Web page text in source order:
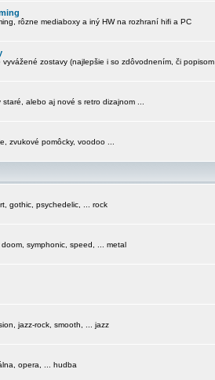
rôzne mediaboxy a iný HW na rozhraní hifi a PC
vyvážené zostavy (najlepšie i so zdôvodnením, či
alebo aj nové s retro dizajnom ...
zvukové pomôcky, voodoo ...
gothic, psychedelic, ... rock
symphonic, speed, ... metal
jazz-rock, smooth, ... jazz
opera, ... hudba